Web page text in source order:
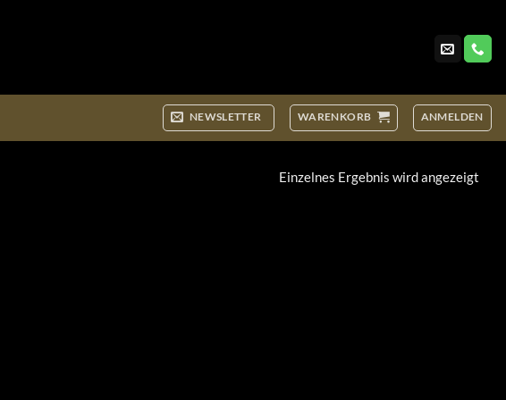
NEWSLETTER WARENKORB ANMELDEN
Einzelnes Ergebnis wird angezeigt